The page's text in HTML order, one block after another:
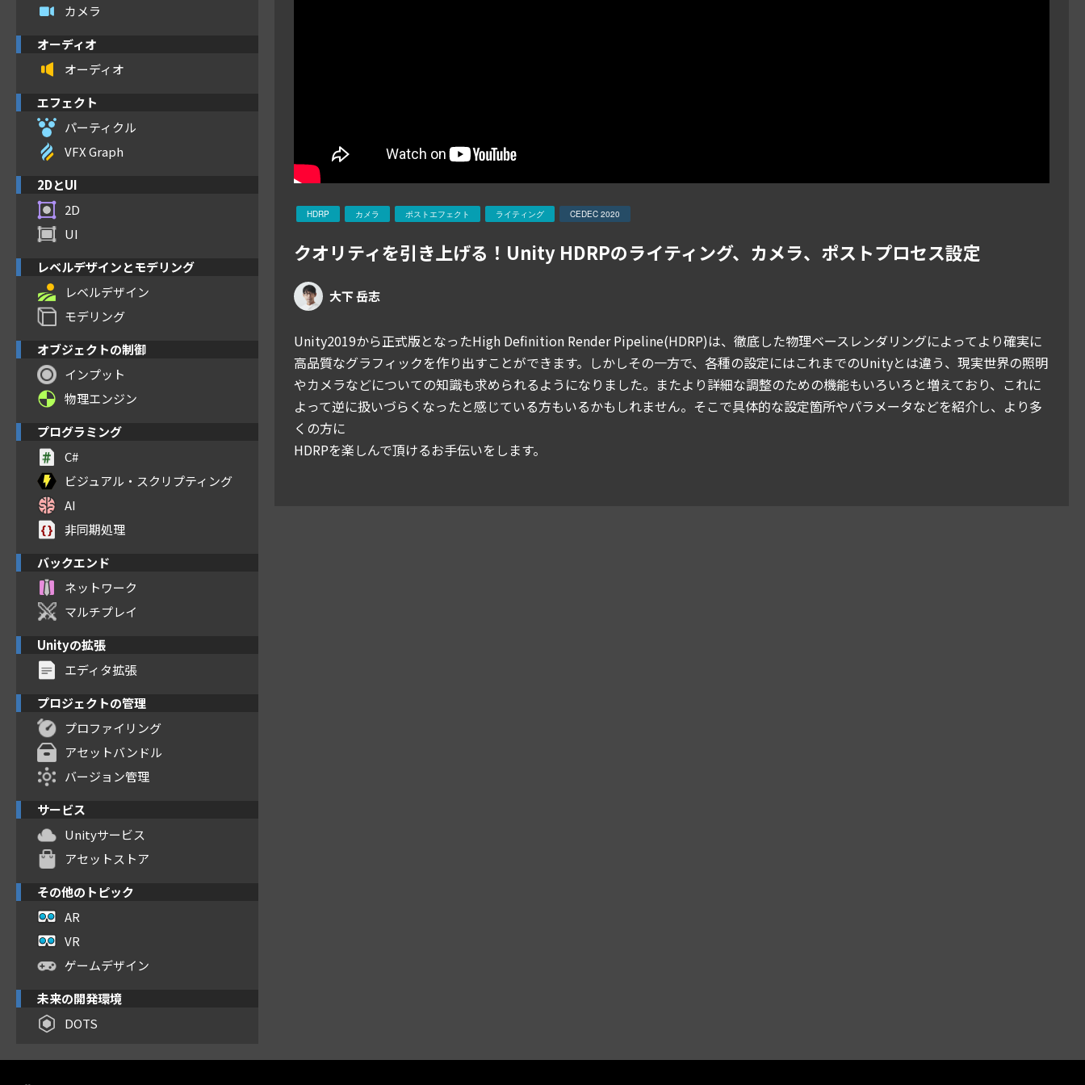
カメラ
オーディオ
オーディオ
エフェクト
パーティクル
VFX Graph
2DとUI
2D
UI
レベルデザインとモデリング
レベルデザイン
モデリング
オブジェクトの制御
インプット
物理エンジン
プログラミング
C#
ビジュアル・スクリプティング
AI
非同期処理
バックエンド
ネットワーク
マルチプレイ
Unityの拡張
エディタ拡張
プロジェクトの管理
プロファイリング
アセットバンドル
バージョン管理
サービス
Unityサービス
アセットストア
その他のトピック
AR
VR
ゲームデザイン
未来の開発環境
DOTS
HDRP カメラ ポストエフェクト ライティング CEDEC 2020
クオリティを引き上げる！Unity HDRPのライティング、カメラ、ポストプロセス設定
大下 岳志
Unity2019から正式版となったHigh Definition Render Pipeline(HDRP)は、徹底した物理ベースレンダリングによってより確実に
高品質なグラフィックを作り出すことができます。しかしその一方で、各種の設定にはこれまでのUnityとは違う、現実世界の照明
やカメラなどについての知識も求められるようになりました。またより詳細な調整のための機能もいろいろと増えており、これに
よって逆に扱いづらくなったと感じている方もいるかもしれません。そこで具体的な設定箇所やパラメータなどを紹介し、より多
くの方に
HDRPを楽しんで頂けるお手伝いをします。